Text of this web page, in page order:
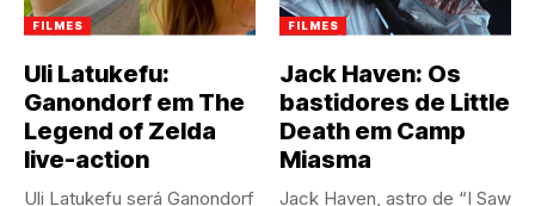
FILMES
Uli Latukefu:
Ganondorf em The
Legend of Zelda
live-action
Uli Latukefu será Ganondorf
FILMES
Jack Haven: Os
bastidores de Little
Death em Camp
Miasma
Jack Haven, astro de “I Saw